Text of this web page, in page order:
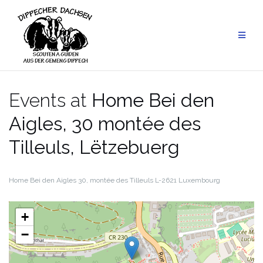
content
Events at Home Bei den
Aigles, 30 montée des
Tilleuls, Lëtzebuerg
Home Bei den Aigles 30, montée des Tilleuls L-2621 Luxembourg
+
−